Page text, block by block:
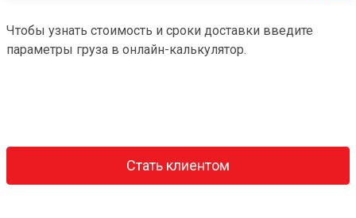
Чтобы узнать стоимость и сроки доставки введите
параметры груза в онлайн-калькулятор.
Стать клиентом